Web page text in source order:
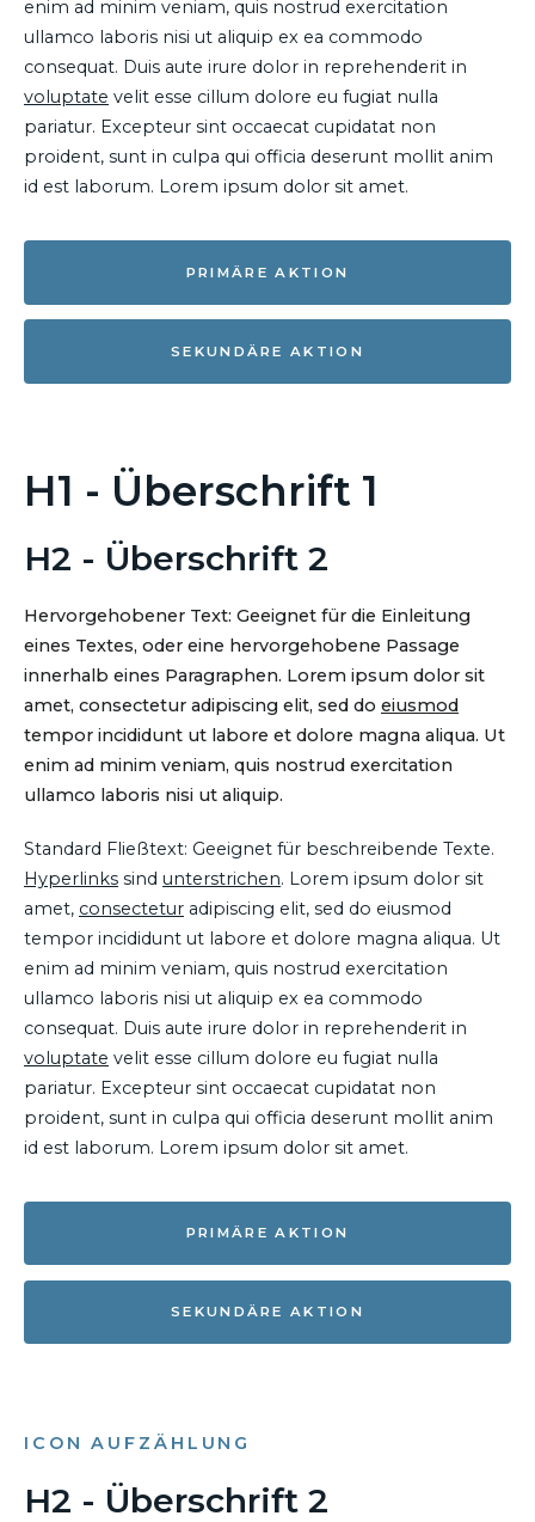
enim ad minim veniam, quis nostrud exercitation
ullamco laboris nisi ut aliquip ex ea commodo
consequat. Duis aute irure dolor in reprehenderit in
voluptate velit esse cillum dolore eu fugiat nulla
pariatur. Excepteur sint occaecat cupidatat non
proident, sunt in culpa qui officia deserunt mollit anim
id est laborum. Lorem ipsum dolor sit amet.
PRIMÄRE AKTION
SEKUNDÄRE AKTION
H1 - Überschrift 1
H2 - Überschrift 2
Hervorgehobener Text: Geeignet für die Einleitung
eines Textes, oder eine hervorgehobene Passage
innerhalb eines Paragraphen. Lorem ipsum dolor sit
amet, consectetur adipiscing elit, sed do eiusmod
tempor incididunt ut labore et dolore magna aliqua. Ut
enim ad minim veniam, quis nostrud exercitation
ullamco laboris nisi ut aliquip.
Standard Fließtext: Geeignet für beschreibende Texte.
Hyperlinks sind unterstrichen. Lorem ipsum dolor sit
amet, consectetur adipiscing elit, sed do eiusmod
tempor incididunt ut labore et dolore magna aliqua. Ut
enim ad minim veniam, quis nostrud exercitation
ullamco laboris nisi ut aliquip ex ea commodo
consequat. Duis aute irure dolor in reprehenderit in
voluptate velit esse cillum dolore eu fugiat nulla
pariatur. Excepteur sint occaecat cupidatat non
proident, sunt in culpa qui officia deserunt mollit anim
id est laborum. Lorem ipsum dolor sit amet.
PRIMÄRE AKTION
SEKUNDÄRE AKTION
ICON AUFZÄHLUNG
H2 - Überschrift 2